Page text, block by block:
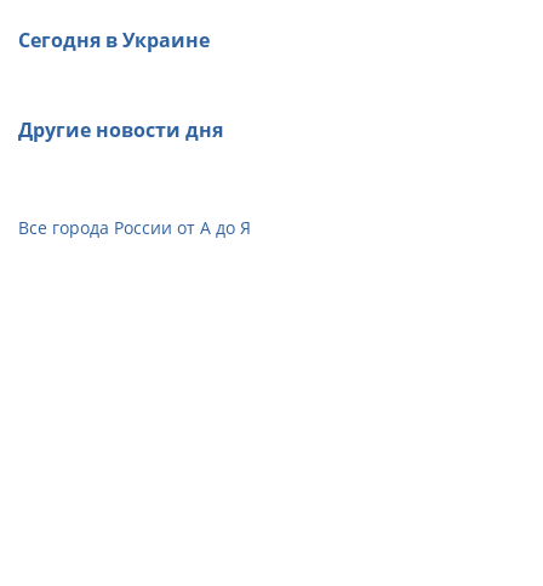
Сегодня в Украине
Другие новости дня
Все города России от А до Я